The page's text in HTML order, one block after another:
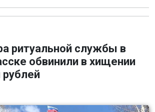
ритуальной службы в
обвинили в хищении